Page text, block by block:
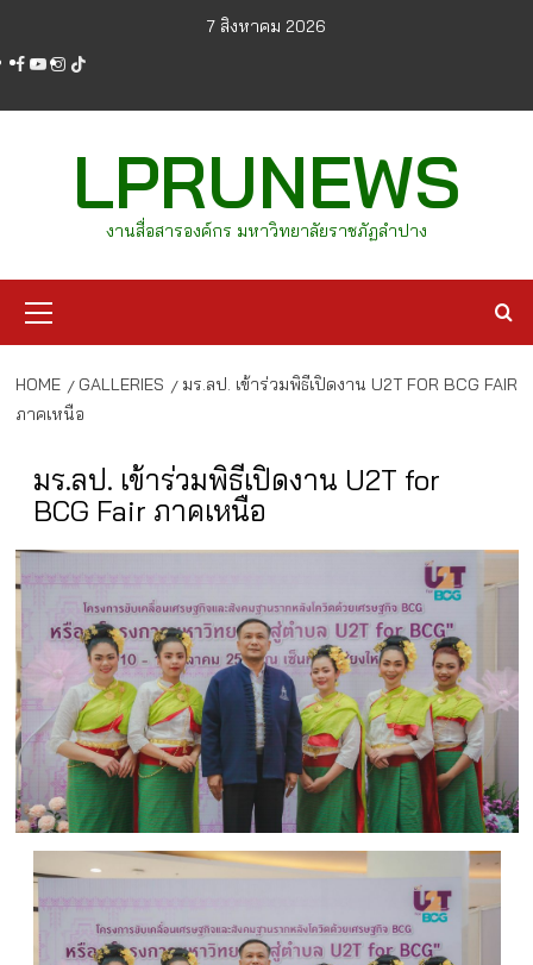
content
7 สิงหาคม 2026
facebook
youtube
instagram
tiktok
LPRUNEWS
งานสื่อสารองค์กร มหาวิทยาลัยราชภัฏลำปาง
Menu
HOME GALLERIES
มร.ลป. เข้าร่วมพิธีเปิดงาน U2T FOR BCG FAIR
ภาคเหนือ
มร.ลป. เข้าร่วมพิธีเปิดงาน U2T for
BCG Fair ภาคเหนือ